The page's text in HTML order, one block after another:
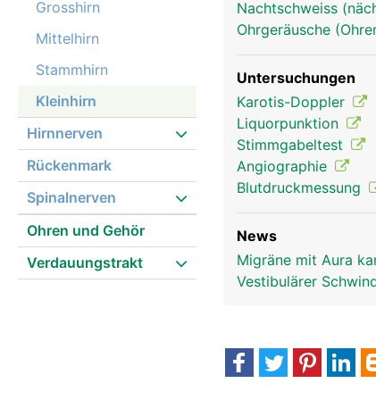
Grosshirn
Mittelhirn
Stammhirn
Kleinhirn
Hirnnerven
Rückenmark
Spinalnerven
Ohren und Gehör
Verdauungstrakt
Nachtschweiss
Ohrgeräusche
Untersuchungen
Karotis-Doppler
Liquorpunktion
Stimmgabeltest
Angiographie
Blutdruckmessung
News
Migräne mit Aura
Vestibulärer